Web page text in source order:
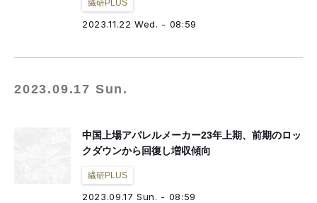
繊研PLUS
2023.11.22 Wed. - 08:59
2023.09.17 Sun.
中国上場アパレルメーカー23年上期、前期のロッ
クダウンから回復し増収傾向
繊研PLUS
2023.09.17 Sun. - 08:59